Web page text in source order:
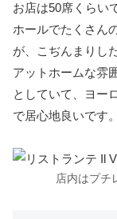
お店は50席くらい
ホールでたくさん
が、こぢんまりし
アットホームな雰
としていて、ヨー
で居心地良いです。
店内はプチ